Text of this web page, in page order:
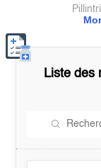
Liste des